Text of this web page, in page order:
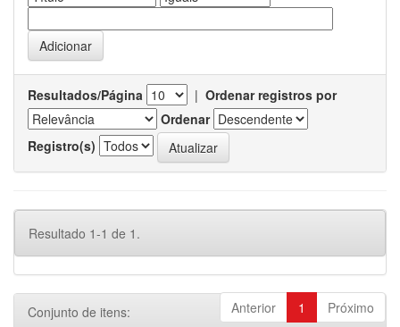
Resultados/Página | Ordenar registros por
Ordenar
Registro(s)
Resultado 1-1 de 1.
Anterior 1 Próximo
Conjunto de itens: